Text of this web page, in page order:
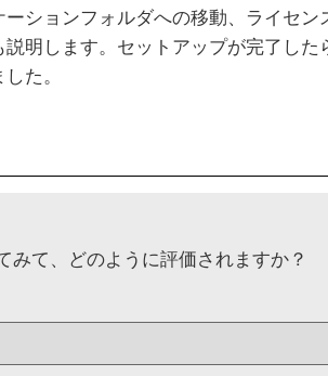
ションフォルダへの移動、ライセン
明します。セットアップが完了し
た。
みて、どのように評価されますか？